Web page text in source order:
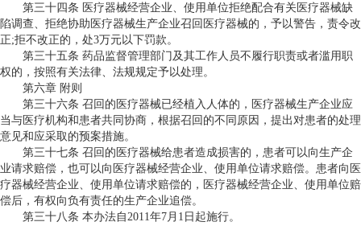
第三十四条 医疗器械经营企业、使用单位拒绝配合有关医疗器械缺
陷调查、拒绝协助医疗器械生产企业召回医疗器械的，予以警告，责令改
正;拒不改正的，处3万元以下罚款。
第三十五条 药品监督管理部门及其工作人员不履行职责或者滥用职
权的，按照有关法律、法规规定予以处理。
第六章 附则
第三十六条 召回的医疗器械已经植入人体的，医疗器械生产企业应
当与医疗机构和患者共同协商，根据召回的不同原因，提出对患者的处理
意见和应采取的预案措施。
第三十七条 召回的医疗器械给患者造成损害的，患者可以向生产企
业请求赔偿，也可以向医疗器械经营企业、使用单位请求赔偿。患者向医
疗器械经营企业、使用单位请求赔偿的，医疗器械经营企业、使用单位赔
偿后，有权向负有责任的生产企业追偿。
第三十八条 本办法自2011年7月1日起施行。